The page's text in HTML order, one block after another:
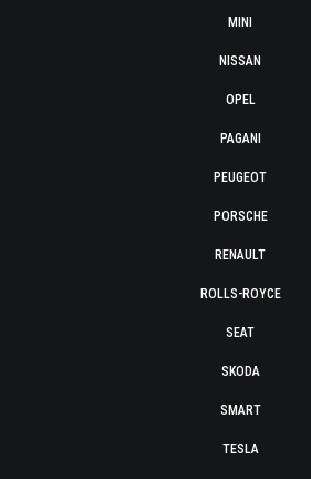
MINI
NISSAN
OPEL
PAGANI
PEUGEOT
PORSCHE
RENAULT
ROLLS-ROYCE
SEAT
SKODA
SMART
TESLA